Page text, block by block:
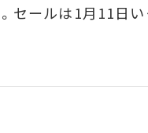
セールは1月11日い